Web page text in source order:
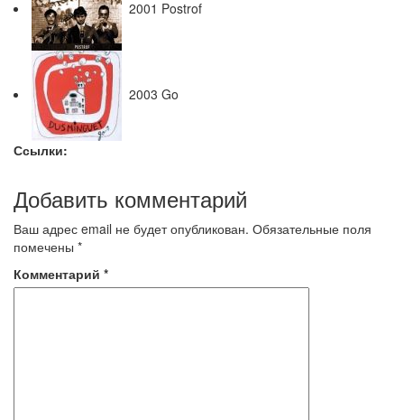
2001 Postrof
2003 Go
Ссылки:
Добавить комментарий
Ваш адрес email не будет опубликован. Обязательные поля
помечены *
Комментарий *